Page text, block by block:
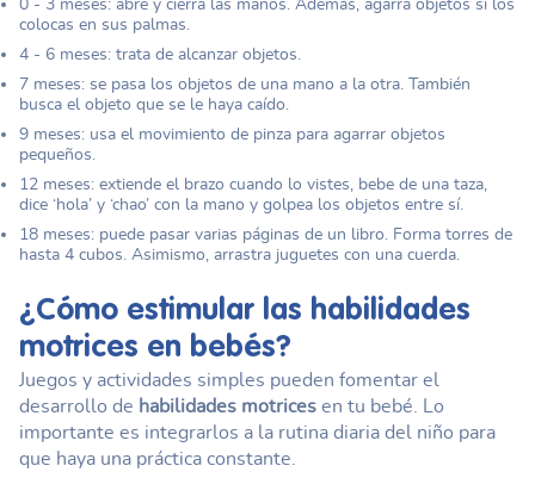
0 - 3 meses: abre y cierra las manos. Además, agarra objetos si los
colocas en sus palmas.
4 - 6 meses: trata de alcanzar objetos.
7 meses: se pasa los objetos de una mano a la otra. También
busca el objeto que se le haya caído.
9 meses: usa el movimiento de pinza para agarrar objetos
pequeños.
12 meses: extiende el brazo cuando lo vistes, bebe de una taza,
dice ‘hola’ y ‘chao’ con la mano y golpea los objetos entre sí.
18 meses: puede pasar varias páginas de un libro. Forma torres de
hasta 4 cubos. Asimismo, arrastra juguetes con una cuerda.
¿Cómo estimular las habilidades
motrices en bebés?
Juegos y actividades simples pueden fomentar el
desarrollo de habilidades motrices en tu bebé. Lo
importante es integrarlos a la rutina diaria del niño para
que haya una práctica constante.